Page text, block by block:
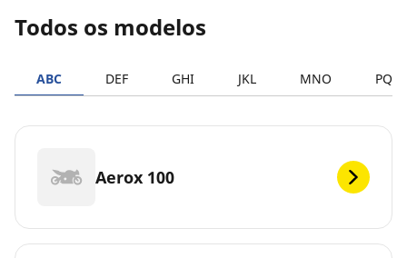
Todos os modelos
ABC DEF GHI JKL MNO PQRS
Aerox 100